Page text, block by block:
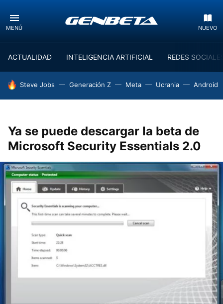
MENÚ NUEVO
ACTUALIDAD INTELIGENCIA ARTIFICIAL REDES
HOY SE HABLA DE
Steve Jobs Generación Z Meta Ucrania Android
Ya se puede descargar la beta de
Microsoft Security Essentials 2.0